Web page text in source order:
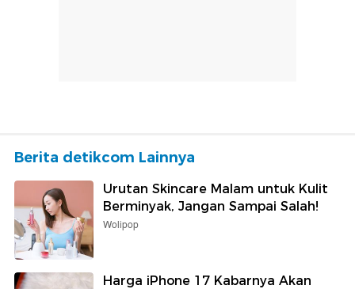
Berita detikcom Lainnya
Urutan Skincare Malam untuk Kulit
Berminyak, Jangan Sampai Salah!
Wolipop
Harga iPhone 17 Kabarnya Akan